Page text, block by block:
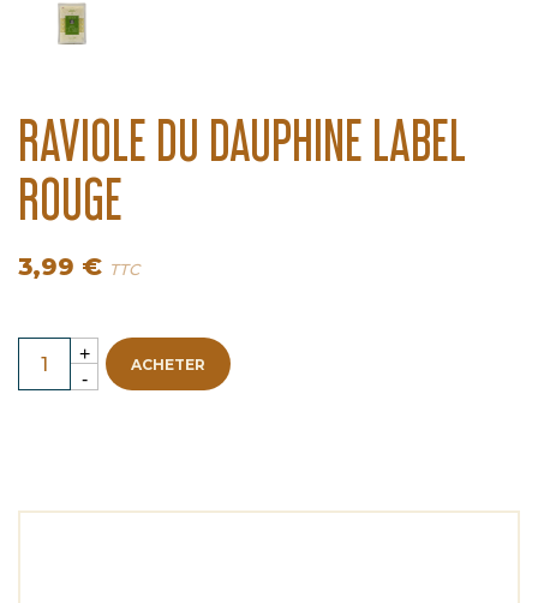
RAVIOLE DU DAUPHINE LABEL
ROUGE
3,99 € TTC
ACHETER